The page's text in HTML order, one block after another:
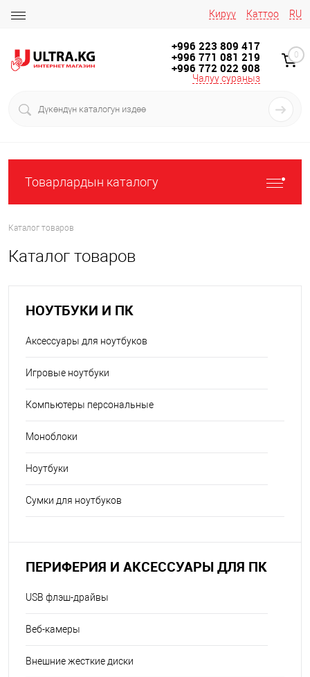
Кирүү Каттоо RU
+996 223 809 417
+996 771 081 219
+996 772 022 908
Чалуу сураңыз
0
Товарлардын каталогу
Каталог товаров
Каталог товаров
НОУТБУКИ И ПК
Аксессуары для ноутбуков
Игровые ноутбуки
Компьютеры персональные
Моноблоки
Ноутбуки
Сумки для ноутбуков
ПЕРИФЕРИЯ И АКСЕССУАРЫ ДЛЯ ПК
USB флэш-драйвы
Веб-камеры
Внешние жесткие диски